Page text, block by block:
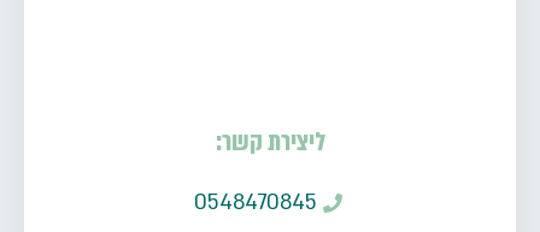
ליצירת קשר:
0548470845